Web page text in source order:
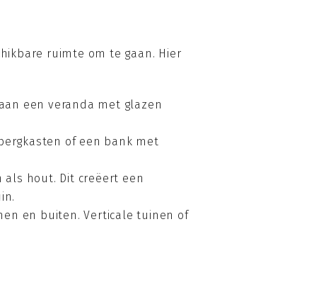
ruimte om te gaan. Hier
een veranda met glazen
of een bank met
hout. Dit creëert een
en buiten. Verticale tuinen of